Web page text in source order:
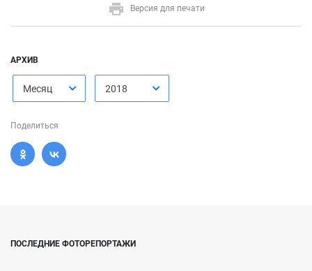
Версия для печати
АРХИВ
Месяц 2018
Поделиться
ПОСЛЕДНИЕ ФОТОРЕПОРТАЖИ